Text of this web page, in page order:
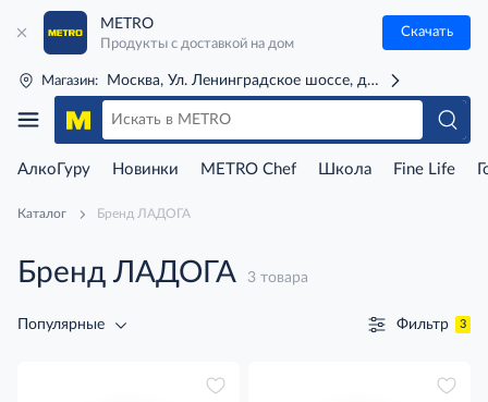
METRO
Продукты с доставкой на дом
Скачать
Магазин: Москва, Ул. Ленинградское шоссе, д. 71Г (м. Речной
АлкоГуру Новинки METRO Chef Школа Fine Life
Каталог Бренд ЛАДОГА
Бренд ЛАДОГА 3 товара
Популярные Фильтр 3